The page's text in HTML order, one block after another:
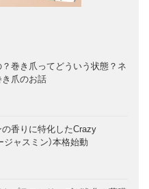
巻き爪ってどういう状態？ネ
爪のお話
香りに特化したCrazy
ャスミン）本格始動